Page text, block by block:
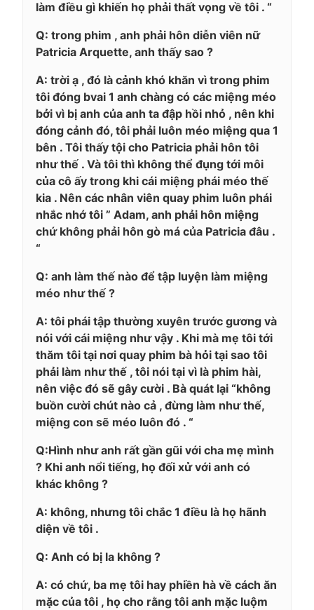
làm điều gì khiến họ phải thất vọng về tôi . “
Q: trong phim , anh phải hôn diễn viên nữ
Patricia Arquette, anh thấy sao ?
A: trời ạ , đó là cảnh khó khăn vì trong phim
tôi đóng bvai 1 anh chàng có các miệng méo
bởi vì bị anh của anh ta đập hồi nhỏ , nên khi
đóng cảnh đó, tôi phải luôn méo miệng qua 1
bên . Tôi thấy tội cho Patricia phải hôn tôi
như thế . Và tôi thì không thể đụng tới môi
của cô ấy trong khi cái miệng phái méo thế
kia . Nên các nhân viên quay phim luôn phái
nhắc nhớ tôi ” Adam, anh phải hôn miệng
chứ không phải hôn gò má của Patricia đâu .
“
Q: anh làm thế nào để tập luyện làm miệng
méo như thế ?
A: tôi phái tập thường xuyên trước gương và
nói với cái miệng như vậy . Khi mà mẹ tôi tới
thăm tôi tại nơi quay phim bà hỏi tại sao tôi
phải làm như thế , tôi nói tại vì là phim hài,
nên việc đó sẽ gây cười . Bà quát lại “không
buồn cười chút nào cả , đừng làm như thế,
miệng con sẽ méo luôn đó . “
Q:Hình như anh rất gần gũi với cha mẹ mình
? Khi anh nổi tiếng, họ đối xử với anh có
khác không ?
A: không, nhưng tôi chắc 1 điều là họ hãnh
diện về tôi .
Q: Anh có bị la không ?
A: có chứ, ba mẹ tôi hay phiền hà về cách ăn
mặc của tôi , họ cho rằng tôi anh mặc luộm